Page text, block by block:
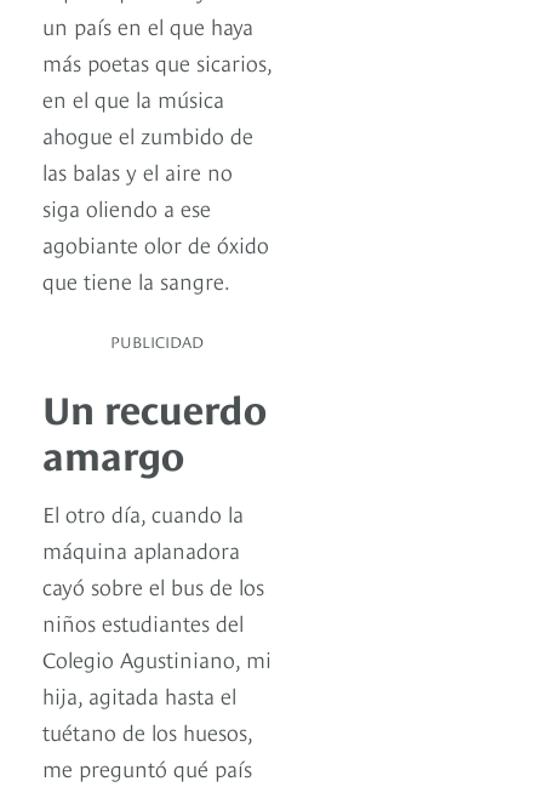
un país en el que haya
más poetas que sicarios,
en el que la música
ahogue el zumbido de
las balas y el aire no
siga oliendo a ese
agobiante olor de óxido
que tiene la sangre.
PUBLICIDAD
Un recuerdo
amargo
El otro día, cuando la
máquina aplanadora
cayó sobre el bus de los
niños estudiantes del
Colegio Agustiniano, mi
hija, agitada hasta el
tuétano de los huesos,
me preguntó qué país